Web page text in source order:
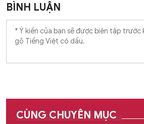
BÌNH LUẬN
CÙNG CHUYÊN MỤC